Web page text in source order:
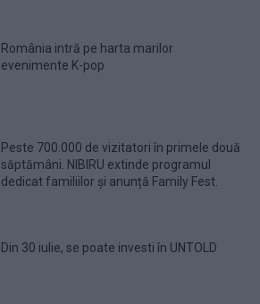
România intră pe harta marilor
evenimente K-pop
Peste 700.000 de vizitatori în primele două
săptămâni. NIBIRU extinde programul
dedicat familiilor și anunță Family Fest.
Din 30 iulie, se poate investi în UNTOLD